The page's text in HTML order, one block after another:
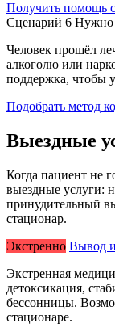
Получить помощь
Сценарий 6 Нужно
Человек прошёл
алкоголю или
поддержка, чтобы
Подобрать метод
Выездные
Когда пациент не
выездные услуги:
принудительный
стационар.
Экстренно Вывод
Экстренная
детоксикация,
бессонницы.
стационаре.